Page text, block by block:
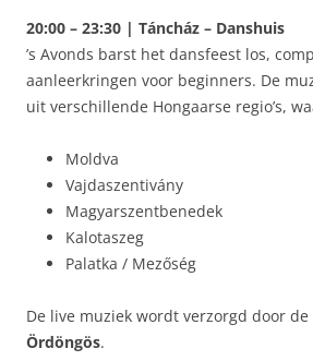
20:00 – 23:30 | Táncház – Danshuis
’s Avonds barst het dansfeest los,
aanleerkringen voor beginners. De
uit verschillende Hongaarse regio’s,
Moldva
Vajdaszentivány
Magyarszentbenedek
Kalotaszeg
Palatka / Mezőség
De live muziek wordt verzorgd door de
Ördöngös.